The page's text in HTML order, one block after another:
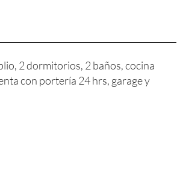
2 dormitorios, 2 baños, cocina
con portería 24 hrs, garage y